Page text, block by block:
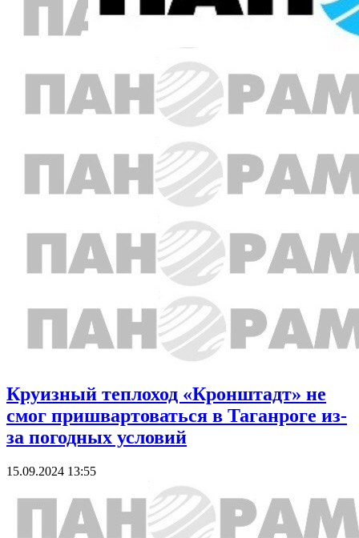
Круизный теплоход «Кронштадт» не
смог пришвартоваться в Таганроге из-
за погодных условий
15.09.2024 13:55